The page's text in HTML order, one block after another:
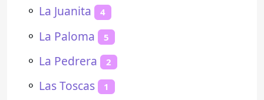
⚬ La Juanita 4
⚬ La Paloma 5
⚬ La Pedrera 2
⚬ Las Toscas 1